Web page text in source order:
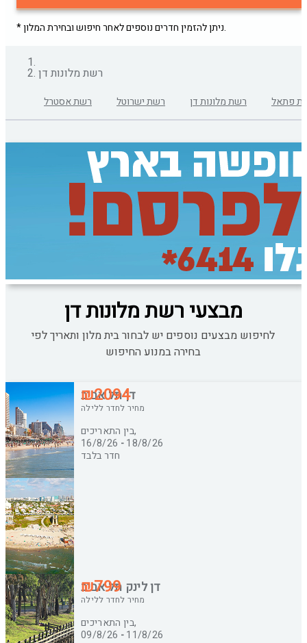
* ניתן להזמין חדרים נוספים לאחר חיפוש ובחירת המלון.
רשת מלונות דן
רשת אסטרל רשת ישרוטל רשת מלונות דן פתאל
מבצעי רשת מלונות דן
לחיפוש מבצעים נוספים יש לבחור בית מלון ותאריך לפי
בחירה במנוע החיפוש
דן תל אביב
₪2094
מחיר לחדר ללילה
בין התאריכים,
16/8/26 -18/8/26
חדר בלבד
דן לינק תל אביב
₪799
מחיר לחדר ללילה
בין התאריכים,
09/8/26 -11/8/26